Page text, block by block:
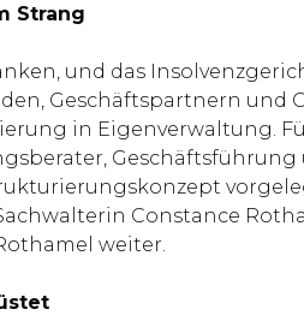
Strang
und das
Geschäftspartnern und
in Eigenverwaltung.
Constance
weiter.